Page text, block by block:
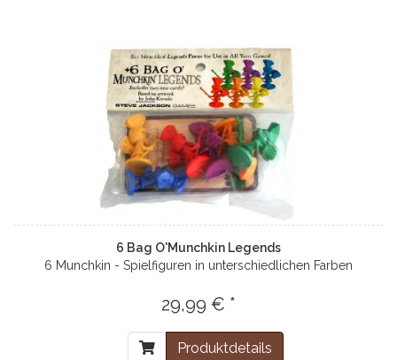
6 Bag O'Munchkin Legends
6 Munchkin - Spielfiguren in unterschiedlichen Farben
29,99 € *
Produktdetails